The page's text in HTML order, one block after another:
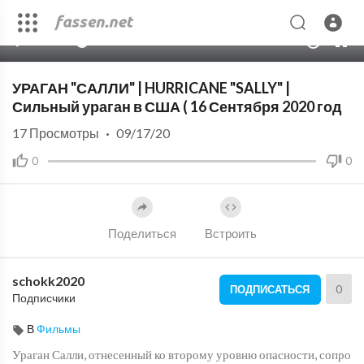
УРАГАН "САЛЛИ" | HURRICANE "SALLY" |
Сильный ураган в США ( 16 Сентября 2020 год
0 0
17 Просмотры · 09/17/20
Поделиться Встроить
schokk2020
Подписчики
ПОДПИСАТЬСЯ 0
ВФильмы
Ураган Салли, отнесенный ко второму уровню опасности, сопро